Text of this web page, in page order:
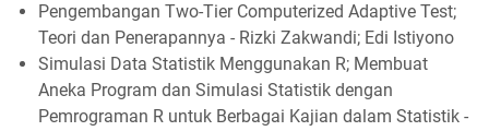
Pengembangan Two-Tier Computerized Adaptive Test;
Teori dan Penerapannya - Rizki Zakwandi; Edi Istiyono
Simulasi Data Statistik Menggunakan R; Membuat
Aneka Program dan Simulasi Statistik dengan
Pemrograman R untuk Berbagai Kajian dalam Statistik -